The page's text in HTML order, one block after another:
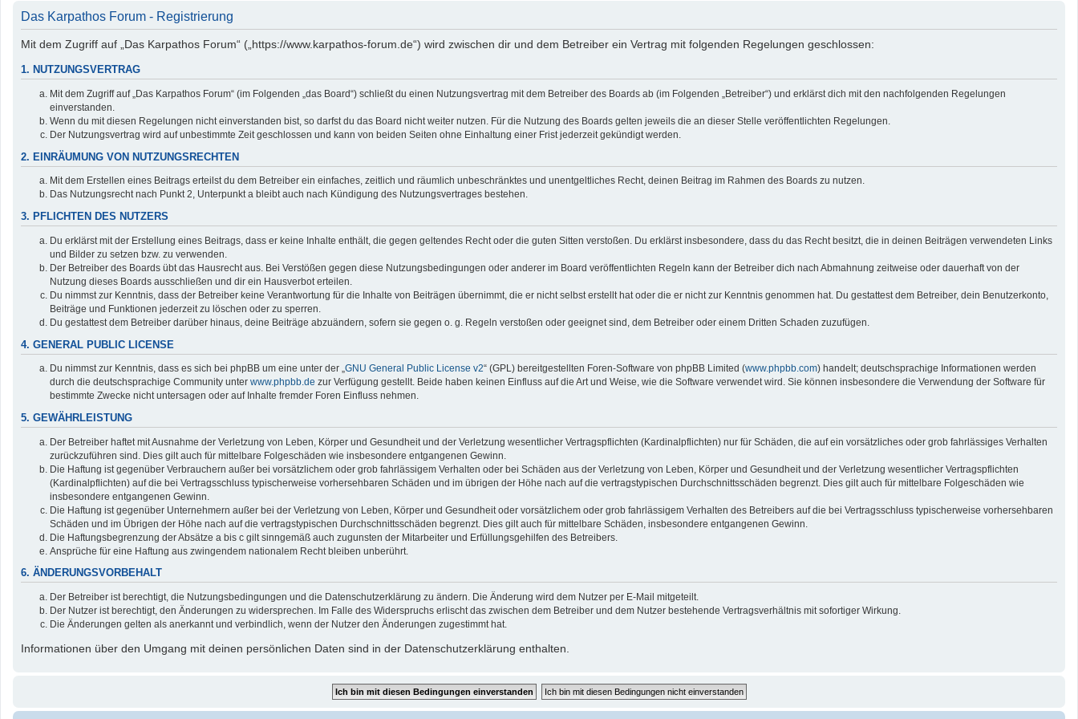
Das Karpathos Forum - Registrierung
Mit dem Zugriff auf „Das Karpathos Forum“ („https://www.karpathos-forum.de“) wird zwischen dir und dem Betreiber ein Vertrag mit folgenden Regelungen geschlossen:
1. NUTZUNGSVERTRAG
Mit dem Zugriff auf „Das Karpathos Forum“ (im Folgenden „das Board“) schließt du einen Nutzungsvertrag mit dem Betreiber des Boards ab (im Folgenden „Betreiber“) und erklärst dich mit den nachfolgenden Regelungen
einverstanden.
Wenn du mit diesen Regelungen nicht einverstanden bist, so darfst du das Board nicht weiter nutzen. Für die Nutzung des Boards gelten jeweils die an dieser Stelle veröffentlichten Regelungen.
Der Nutzungsvertrag wird auf unbestimmte Zeit geschlossen und kann von beiden Seiten ohne Einhaltung einer Frist jederzeit gekündigt werden.
2. EINRÄUMUNG VON NUTZUNGSRECHTEN
Mit dem Erstellen eines Beitrags erteilst du dem Betreiber ein einfaches, zeitlich und räumlich unbeschränktes und unentgeltliches Recht, deinen Beitrag im Rahmen des Boards zu nutzen.
Das Nutzungsrecht nach Punkt 2, Unterpunkt a bleibt auch nach Kündigung des Nutzungsvertrages bestehen.
3. PFLICHTEN DES NUTZERS
Du erklärst mit der Erstellung eines Beitrags, dass er keine Inhalte enthält, die gegen geltendes Recht oder die guten Sitten verstoßen. Du erklärst insbesondere, dass du das Recht besitzt, die in deinen Beiträgen verwendeten Links
und Bilder zu setzen bzw. zu verwenden.
Der Betreiber des Boards übt das Hausrecht aus. Bei Verstößen gegen diese Nutzungsbedingungen oder anderer im Board veröffentlichten Regeln kann der Betreiber dich nach Abmahnung zeitweise oder dauerhaft von der
Nutzung dieses Boards ausschließen und dir ein Hausverbot erteilen.
Du nimmst zur Kenntnis, dass der Betreiber keine Verantwortung für die Inhalte von Beiträgen übernimmt, die er nicht selbst erstellt hat oder die er nicht zur Kenntnis genommen hat. Du gestattest dem Betreiber, dein Benutzerkonto,
Beiträge und Funktionen jederzeit zu löschen oder zu sperren.
Du gestattest dem Betreiber darüber hinaus, deine Beiträge abzuändern, sofern sie gegen o. g. Regeln verstoßen oder geeignet sind, dem Betreiber oder einem Dritten Schaden zuzufügen.
4. GENERAL PUBLIC LICENSE
Du nimmst zur Kenntnis, dass es sich bei phpBB um eine unter der „GNU General Public License v2“ (GPL) bereitgestellten Foren-Software von phpBB Limited (www.phpbb.com) handelt; deutschsprachige Informationen werden
durch die deutschsprachige Community unter www.phpbb.de zur Verfügung gestellt. Beide haben keinen Einfluss auf die Art und Weise, wie die Software verwendet wird. Sie können insbesondere die Verwendung der Software für
bestimmte Zwecke nicht untersagen oder auf Inhalte fremder Foren Einfluss nehmen.
5. GEWÄHRLEISTUNG
Der Betreiber haftet mit Ausnahme der Verletzung von Leben, Körper und Gesundheit und der Verletzung wesentlicher Vertragspflichten (Kardinalpflichten) nur für Schäden, die auf ein vorsätzliches oder grob fahrlässiges Verhalten
zurückzuführen sind. Dies gilt auch für mittelbare Folgeschäden wie insbesondere entgangenen Gewinn.
Die Haftung ist gegenüber Verbrauchern außer bei vorsätzlichem oder grob fahrlässigem Verhalten oder bei Schäden aus der Verletzung von Leben, Körper und Gesundheit und der Verletzung wesentlicher Vertragspflichten
(Kardinalpflichten) auf die bei Vertragsschluss typischerweise vorhersehbaren Schäden und im übrigen der Höhe nach auf die vertragstypischen Durchschnittsschäden begrenzt. Dies gilt auch für mittelbare Folgeschäden wie
insbesondere entgangenen Gewinn.
Die Haftung ist gegenüber Unternehmern außer bei der Verletzung von Leben, Körper und Gesundheit oder vorsätzlichem oder grob fahrlässigem Verhalten des Betreibers auf die bei Vertragsschluss typischerweise vorhersehbaren
Schäden und im Übrigen der Höhe nach auf die vertragstypischen Durchschnittsschäden begrenzt. Dies gilt auch für mittelbare Schäden, insbesondere entgangenen Gewinn.
Die Haftungsbegrenzung der Absätze a bis c gilt sinngemäß auch zugunsten der Mitarbeiter und Erfüllungsgehilfen des Betreibers.
Ansprüche für eine Haftung aus zwingendem nationalem Recht bleiben unberührt.
6. ÄNDERUNGSVORBEHALT
Der Betreiber ist berechtigt, die Nutzungsbedingungen und die Datenschutzerklärung zu ändern. Die Änderung wird dem Nutzer per E-Mail mitgeteilt.
Der Nutzer ist berechtigt, den Änderungen zu widersprechen. Im Falle des Widerspruchs erlischt das zwischen dem Betreiber und dem Nutzer bestehende Vertragsverhältnis mit sofortiger Wirkung.
Die Änderungen gelten als anerkannt und verbindlich, wenn der Nutzer den Änderungen zugestimmt hat.
Informationen über den Umgang mit deinen persönlichen Daten sind in der Datenschutzerklärung enthalten.